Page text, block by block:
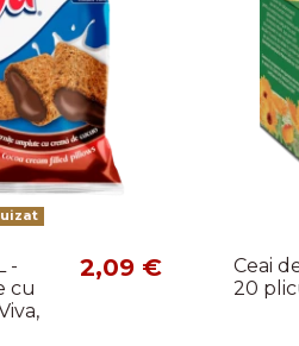
-
cu
2,09 €
Ceai
20